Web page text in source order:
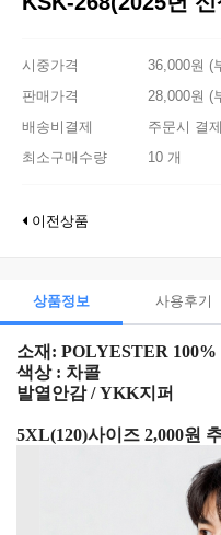
시중가격
36,000원 (
판매가격
28,000원 (
배송비결제
주문시 결제
최소구매수량
10 개
이전상품
상품정보 사용후기
소재: POLYESTER 100%
색상 : 차콜
발열안감 / YKK지퍼
5XL(120)사이즈 2,000원